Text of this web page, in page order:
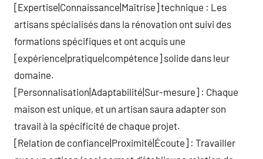
[Expertise|Connaissance|Maîtrise] technique : Les
artisans spécialisés dans la rénovation ont suivi des
formations spécifiques et ont acquis une
[expérience|pratique|compétence] solide dans leur
domaine.
[Personnalisation|Adaptabilité|Sur-mesure] : Chaque
maison est unique, et un artisan saura adapter son
travail à la spécificité de chaque projet.
[Relation de confiance|Proximité|Écoute] : Travailler